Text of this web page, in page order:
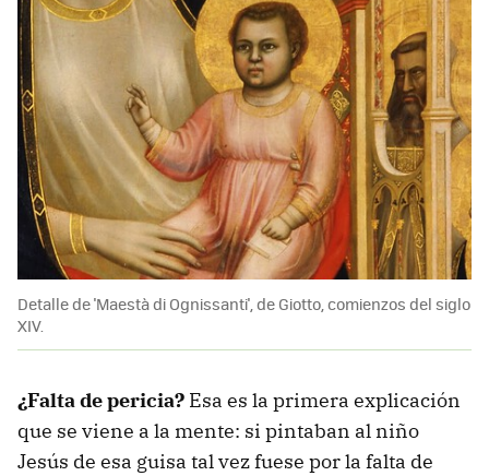
Detalle de 'Maestà di Ognissanti', de Giotto, comienzos del siglo
XIV.
¿Falta de pericia? Esa es la primera explicación
que se viene a la mente: si pintaban al niño
Jesús de esa guisa tal vez fuese por la falta de